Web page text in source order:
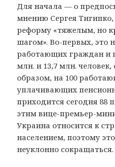
Для начала — о
мнению Сергея
реформу «тяжелым, но
шагом». Во-первых, это
работающих граждан и
млн. и 13,7 млн.
образом, на 100
уплачивающих
приходится сегодня 88
этим вице-премьер-
Украина относится к
населением, поэтому
неуклонно сокращаться.